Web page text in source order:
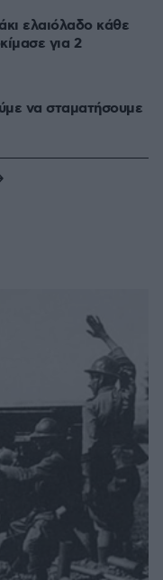
ελαιόλαδο κάθε
για 2
να σταματήσουμε